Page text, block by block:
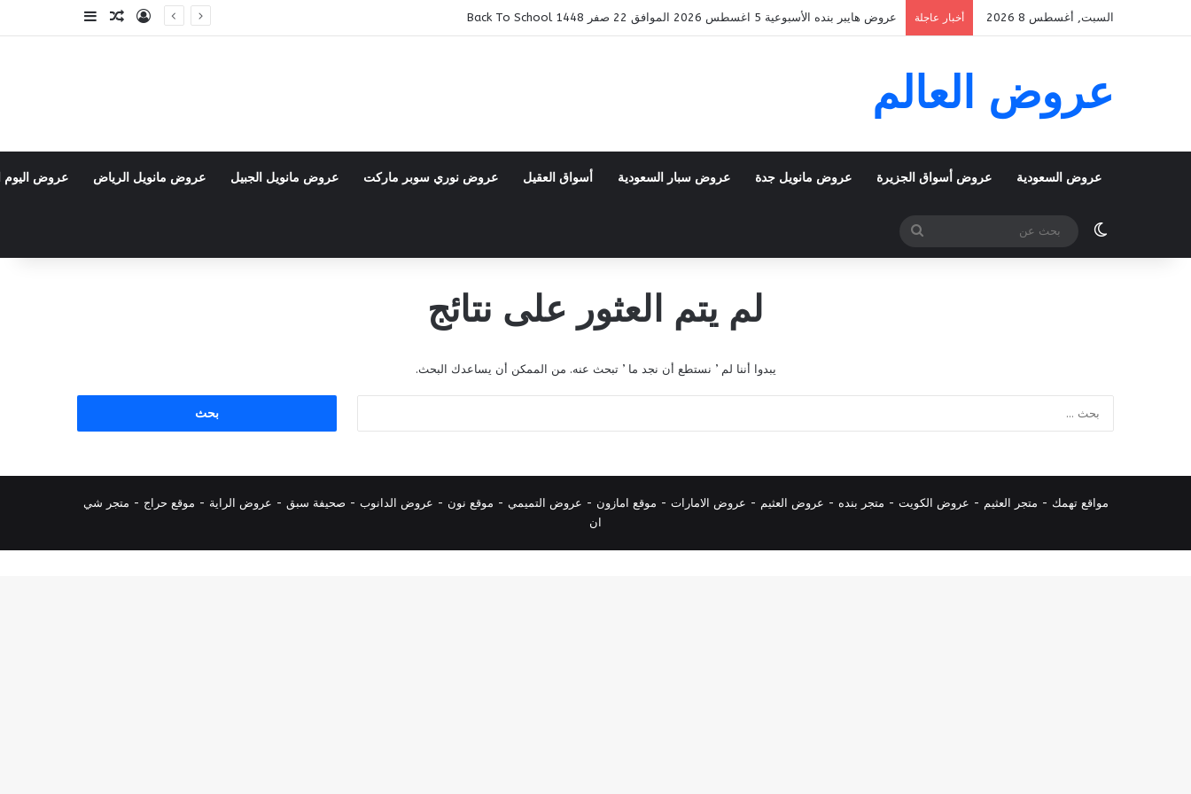
السبت, أغسطس 8 2026 أخبار عاجلة عروض هايبر بنده الأسبوعية 5 اغسطس 2026 الموافق 22 صفر 1448 Back To School تسجيل الدخول
مقال عشوائي
إضافة عمود
عروض العالم
عروض السعودية عروض أسواق الجزيرة عروض مانويل جدة عروض سبار السعودية أسواق العقيل عروض نوري سوبر ماركت عروض مانويل الجبيل عروض مانويل الرياض عروض اليوم
الوضع المظلم
بحث
عن
لم يتم العثور على نتائج
يبدوا أننا لم ’ نستطع أن نجد ما ’ تبحث عنه. من الممكن أن يساعدك البحث.
مواقع تهمك - متجر العثيم - عروض الكويت - متجر بنده - عروض العثيم - عروض الامارات - موقع امازون - عروض التميمي - موقع نون - عروض الدانوب - صحيفة سبق - عروض الراية - موقع حراج - متجر شي
ان